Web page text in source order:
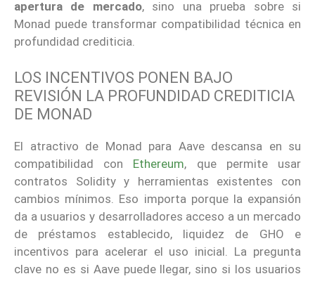
apertura de mercado, sino una prueba sobre si
Monad puede transformar compatibilidad técnica en
profundidad crediticia.
LOS INCENTIVOS PONEN BAJO
REVISIÓN LA PROFUNDIDAD CREDITICIA
DE MONAD
El atractivo de Monad para Aave descansa en su
compatibilidad con Ethereum, que permite usar
contratos Solidity y herramientas existentes con
cambios mínimos. Eso importa porque la expansión
da a usuarios y desarrolladores acceso a un mercado
de préstamos establecido, liquidez de GHO e
incentivos para acelerar el uso inicial. La pregunta
clave no es si Aave puede llegar, sino si los usuarios